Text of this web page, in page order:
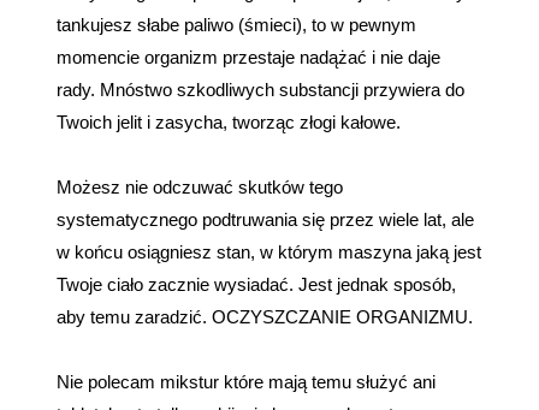
tankujesz słabe paliwo (śmieci), to w pewnym
momencie organizm przestaje nadążać i nie daje
rady. Mnóstwo szkodliwych substancji przywiera do
Twoich jelit i zasycha, tworząc złogi kałowe.
Możesz nie odczuwać skutków tego
systematycznego podtruwania się przez wiele lat, ale
w końcu osiągniesz stan, w którym maszyna jaką jest
Twoje ciało zacznie wysiadać. Jest jednak sposób,
aby temu zaradzić. OCZYSZCZANIE ORGANIZMU.
Nie polecam mikstur które mają temu służyć ani